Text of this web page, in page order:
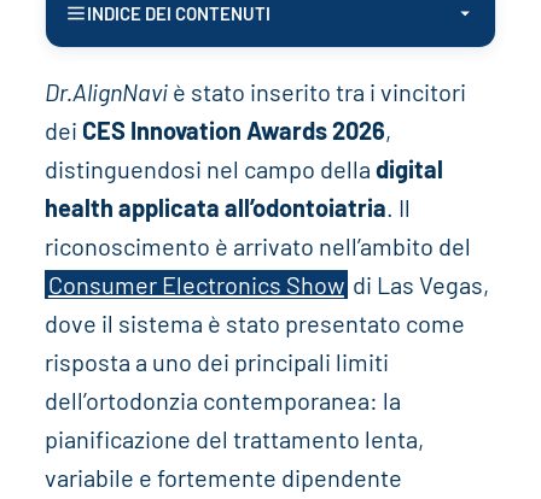
INDICE DEI CONTENUTI
Dr.AlignNaviè stato inserito tra i vincitori
dei CES Innovation Awards 2026,
distinguendosi nel campo della digital
health applicata all’odontoiatria. Il
riconoscimento è arrivato nell’ambito del
Consumer Electronics Show di Las Vegas,
dove il sistema è stato presentato come
risposta a uno dei principali limiti
dell’ortodonzia contemporanea: la
pianificazione del trattamento lenta,
variabile e fortemente dipendente